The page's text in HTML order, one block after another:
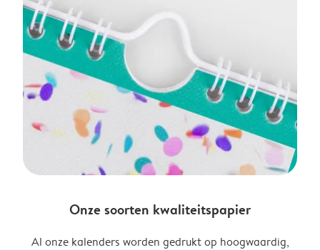
Onze soorten kwaliteitspapier
Al onze kalenders worden gedrukt op hoogwaardig,